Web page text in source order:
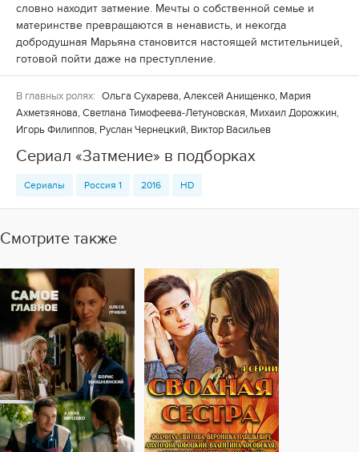
словно находит затмение. Мечты о собственной семье и
материнстве превращаются в ненависть, и некогда
добродушная Марьяна становится настоящей мстительницей,
готовой пойти даже на преступление.
В главных ролях: Ольга Сухарева, Алексей Анищенко, Мария
Ахметзянова, Светлана Тимофеева-Летуновская, Михаил Дорожкин,
Игорь Филиппов, Руслан Чернецкий, Виктор Васильев
Сериал «Затмение» в подборках
Сериалы Россия 1 2016 HD
Смотрите также